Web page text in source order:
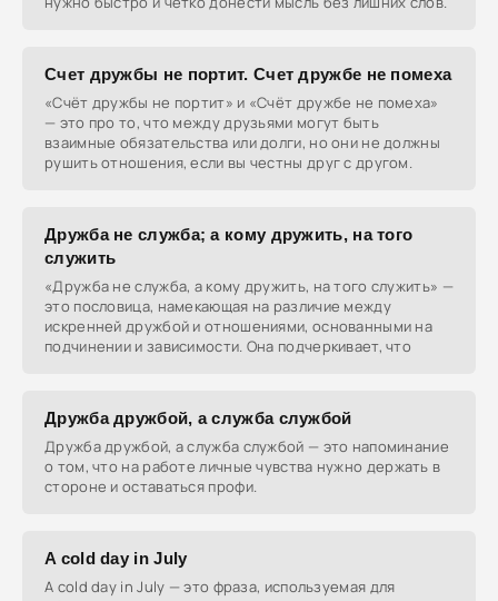
Счет дружбы не портит. Счет дружбе не помеха
«Счёт дружбы не портит» и «Счёт дружбе не помеха»
— это про то, что между друзьями могут быть
взаимные обязательства или долги, но они не должны
рушить отношения, если вы честны друг с другом.
Дружба не служба; а кому дружить, на того
служить
«Дружба не служба, а кому дружить, на того служить» —
это пословица, намекающая на различие между
искренней дружбой и отношениями, основанными на
подчинении и зависимости. Она подчеркивает, что
Дружба дружбой, а служба службой
Дружба дружбой, а служба службой — это напоминание
о том, что на работе личные чувства нужно держать в
стороне и оставаться профи.
A cold day in July
A cold day in July — это фраза, используемая для